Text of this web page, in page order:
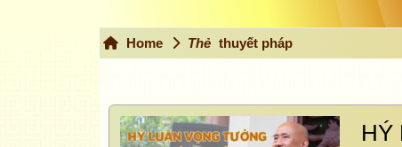
Home Thẻ thuyết pháp
HÝ